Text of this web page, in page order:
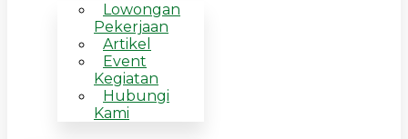
Lowongan
Pekerjaan
Artikel
Event
Kegiatan
Hubungi
Kami